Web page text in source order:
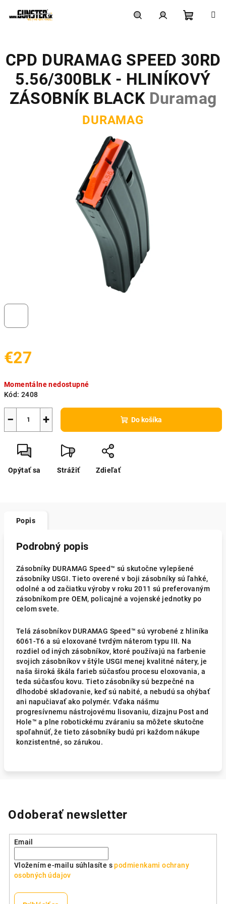
košík
€27
cena:
Momentálne nedostupné
Kód: 2408
+
− Do košíka
Opýtať sa Strážiť Zdieľať
CPD DURAMAG SPEED 30RD
5.56/300BLK - HLINÍKOVÝ
ZÁSOBNÍK BLACK Duramag
DURAMAG
Popis
Podrobný popis
Zásobníky DURAMAG Speed™ sú skutočne vylepšené
zásobníky USGI. Tieto overené v boji zásobníky sú ľahké,
odolné a od začiatku výroby v roku 2011 sú preferovaným
zásobníkom pre OEM, policajné a vojenské jednotky po
celom svete.
Telá zásobníkov DURAMAG Speed™ sú vyrobené z hliníka
6061-T6 a sú eloxované tvrdým náterom typu III. Na
rozdiel od iných zásobníkov, ktoré používajú na farbenie
svojich zásobníkov v štýle USGI menej kvalitné nátery, je
naša široká škála farieb súčasťou procesu eloxovania, a
teda súčasťou kovu. Tieto zásobníky sú bezpečné na
dlhodobé skladovanie, keď sú nabité, a nebudú sa ohýbať
ani napučiavať ako polymér. Vďaka nášmu
progresívnemu nástrojovému lisovaniu, dizajnu Post and
Hole™ a plne robotickému zváraniu sa môžete skutočne
spoľahnúť, že tieto zásobníky budú pri každom nákupe
konzistentné, so zárukou.
Odoberať newsletter
Email
Vložením e-mailu súhlasíte spodmienkami ochrany
osobných údajov